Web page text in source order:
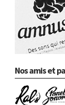
Nos amis et